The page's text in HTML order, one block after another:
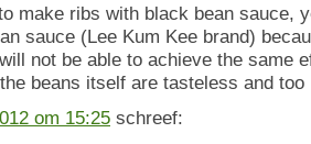
make ribs with black bean sauce,
sauce (Lee Kum Kee brand)
not be able to achieve the same
beans itself are tasteless and
om 15:25 schreef: